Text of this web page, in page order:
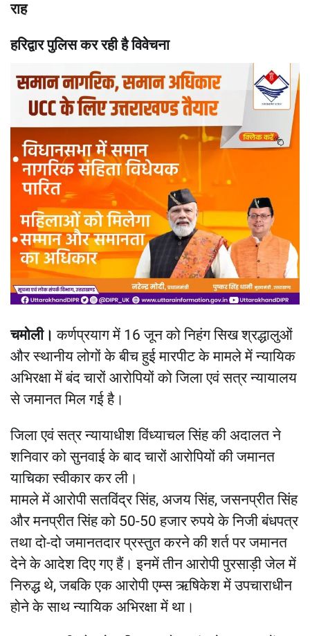
राह
हरिद्वार पुलिस कर रही है विवेचना
चमोली। कर्णप्रयाग में 16 जून को निहंग सिख श्रद्धालुओं
और स्थानीय लोगों के बीच हुई मारपीट के मामले में न्यायिक
अभिरक्षा में बंद चारों आरोपियों को जिला एवं सत्र न्यायालय
से जमानत मिल गई है।
जिला एवं सत्र न्यायाधीश विंध्याचल सिंह की अदालत ने
शनिवार को सुनवाई के बाद चारों आरोपियों की जमानत
याचिका स्वीकार कर ली।
मामले में आरोपी सतविंद्र सिंह, अजय सिंह, जसनप्रीत सिंह
और मनप्रीत सिंह को 50-50 हजार रुपये के निजी बंधपत्र
तथा दो-दो जमानतदार प्रस्तुत करने की शर्त पर जमानत
देने के आदेश दिए गए हैं। इनमें तीन आरोपी पुरसाड़ी जेल में
निरुद्ध थे, जबकि एक आरोपी एम्स ऋषिकेश में उपचाराधीन
होने के साथ न्यायिक अभिरक्षा में था।